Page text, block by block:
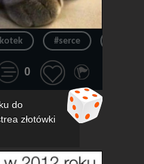
#serce
0
do
złotówki